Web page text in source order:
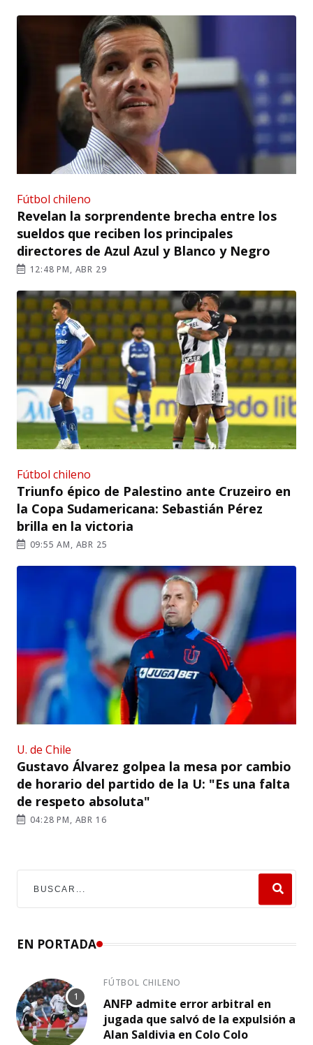
Fútbol chileno
Revelan la sorprendente brecha entre los
sueldos que reciben los principales
directores de Azul Azul y Blanco y Negro
12:48 PM, ABR 29
Fútbol chileno
Triunfo épico de Palestino ante Cruzeiro en
la Copa Sudamericana: Sebastián Pérez
brilla en la victoria
09:55 AM, ABR 25
U. de Chile
Gustavo Álvarez golpea la mesa por cambio
de horario del partido de la U: "Es una falta
de respeto absoluta"
04:28 PM, ABR 16
EN PORTADA
FÚTBOL CHILENO
ANFP admite error arbitral en
jugada que salvó de la expulsión a
Alan Saldivia en Colo Colo